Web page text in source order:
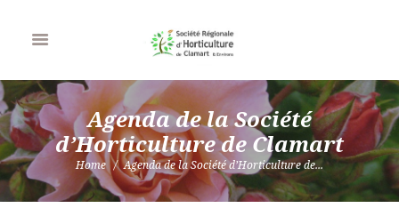
Agenda de la Société
d’Horticulture de Clamart
Home Agenda de la Société d’Horticulture de...